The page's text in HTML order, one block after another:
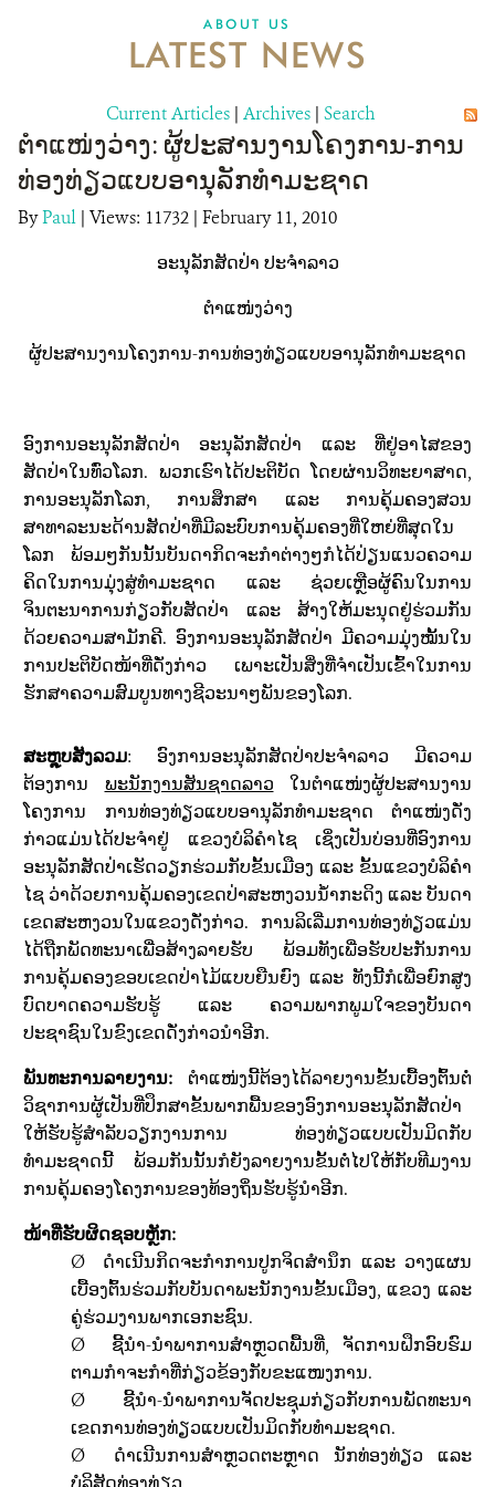
ABOUT US
LATEST NEWS
Current Articles | Archives | Search
ຕຳແໜ່ງວ່າງ: ຜູ້ປະສານງານໂຄງການ-ການ
ທ່ອງທ່ຽວແບບອານຸລັກທຳມະຊາດ
ByPaul | Views: 11732 | February 11, 2010
ອະນຸລັກສັດປ່າ ປະຈຳລາວ
ຕຳແໜ່ງວ່າງ
ຜູ້ປະສານງານໂຄງການ-ການທ່ອງທ່ຽວແບບອານຸລັກທຳມະຊາດ
ອົງການອະນຸລັກສັດປ່າ ອະນຸລັກສັດປ່າ ແລະ ທີ່ຢູ່ອາໄສຂອງ
ສັດປ່າໃນທົ່ວໂລກ. ພວກເຮົາໄດ້ປະຕິບັດ ໂດຍຜ່ານວິທະຍາສາດ,
ການອະນຸລັກໂລກ, ການສຶກສາ ແລະ ການຄຸ້ມຄອງສວນ
ສາທາລະນະດ້ານສັດປ່າທີ່ມີລະບົບການຄຸ້ມຄອງທີ່ໃຫຍ່ທີ່ສຸດໃນ
ໂລກ ພ້ອມໆກັນນັ້ນບັນດາກິດຈະກຳຕ່າງໆກໍໄດ້ປ່ຽນແນວຄວາມ
ຄິດໃນການມຸ່ງສູ່ທຳມະຊາດ ແລະ ຊ່ວຍເຫຼືອຜູ້ຄົນໃນການ
ຈິນຕະນາການກ່ຽວກັບສັດປ່າ ແລະ ສ້າງໃຫ້ມະນຸດຢູ່ຮ່ວມກັນ
ດ້ວຍຄວາມສາມັກຄີ. ອົງການອະນຸລັກສັດປ່າ ມີຄວາມມຸ່ງໝັ້ນໃນ
ການປະຕິບັດໜ້າທີ່ດັ່ງກ່າວ ເພາະເປັນສິ່ງທີ່ຈຳເປັນເຂົ້າໃນການ
ຮັກສາຄວາມສົມບູນທາງຊີວະນາໆພັນຂອງໂລກ.
ສະຫຼຸບສັງລວມ: ອົງການອະນຸລັກສັດປ່າປະຈຳລາວ ມີຄວາມ
ຕ້ອງການ ພະນັກງານສັນຊາດລາວ ໃນຕໍາແໜ່ງຜູ້ປະສານງານ
ໂຄງການ ການທ່ອງທ່ຽວແບບອານຸລັກທຳມະຊາດ ຕຳແໜ່ງດັ່ງ
ກ່າວແມ່ນໄດ້ປະຈຳຢູ່ ແຂວງບໍລິຄຳໄຊ ເຊິ່ງເປັນບ່ອນທີ່ອົງການ
ອະນຸລັກສັດປ່າເຮັດວຽກຮ່ວມກັບຂັ້ນເມືອງ ແລະ ຂັ້ນແຂວງບໍລິຄຳ
ໄຊ ວ່າດ້ວຍການຄຸ້ມຄອງເຂດປ່າສະຫງວນນ້ຳກະດິງ ແລະ ບັນດາ
ເຂດສະຫງວນໃນແຂວງດັ່ງກ່າວ. ການລິເລີ່ມການທ່ອງທ່ຽວແມ່ນ
ໄດ້ຖືກພັດທະນາເພື່ອສ້າງລາຍຮັບ ພ້ອມທັງເພື່ອຮັບປະກັນການ
ການຄຸ້ມຄອງຂອບເຂດປ່າໄມ້ແບບຍືນຍົງ ແລະ ທັງນີ້ກໍເພື່ອຍົກສູງ
ບົດບາດຄວາມຮັບຮູ້ ແລະ ຄວາມພາກພູມໃຈຂອງບັນດາ
ປະຊາຊົນໃນຂົງເຂດດັ່ງກ່າວນຳອີກ.
ພັນທະການລາຍງານ: ຕໍາແໜ່ງນີ້ຕ້ອງໄດ້ລາຍງານຂັ້ນເບື້້ອງຕົ້ນຕໍ່
ວິຊາການຜູ້ເປັນທີ່ປຶກສາຂັ້ນພາກພື້ນຂອງອົງການອະນຸລັກສັດປ່າ
ໃຫ້ຮັບຮູ້ສໍາລັບວຽກງານການ ທ່ອງທ່ຽວແບບເປັນມິດກັບ
ທຳມະຊາດນີ້ ພ້ອມກັນນັ້ນກໍຍັງລາຍງານຂັ້ນຕໍ່ໄປໃຫ້ກັບທີມງານ
ການຄຸ້ມຄອງໂຄງການຂອງທ້ອງຖິ່ນຮັບຮູ້ນຳອີກ.
ໜ້າທີ່ຮັບຜິດຊອບຫຼັກ:
Ø ດໍາເນີນກິດຈະກໍາການປູກຈິດສໍານຶກ ແລະ ວາງແຜນ
ເບື້ອງຕົ້ນຮ່ວມກັບບັນດາພະນັກງານຂັ້ນເມືອງ, ແຂວງ ແລະ
ຄູ່ຮ່ວມງານພາກເອກະຊົນ.
Ø ຊີ້ນຳ-ນຳພາການສຳຫຼວດພື້ນທີ່,ຈັດການຝຶກອົບຮົມ
ຕາມກຳຈະກຳທີ່ກ່ຽວຂ້ອງກັບຂະແໜງການ.
Ø ຊີ້ນຳ-ນຳພາການຈັດປະຊຸມກ່ຽວກັບການພັດທະນາ
ເຂດການທ່ອງທ່ຽວແບບເປັນມິດກັບທຳມະຊາດ.
Ø ດໍາເນີນການສໍາຫຼວດຕະຫຼາດ ນັກທ່ອງທ່ຽວ ແລະ